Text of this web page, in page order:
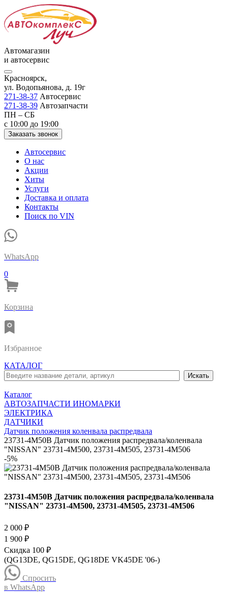
Автомагазин
и автосервис
Красноярск,
ул. Водопьянова, д. 19г
271-38-37 Автосервис
271-38-39 Автозапчасти
ПН – СБ
с 10:00 до 19:00
Заказать звонок
Автосервис
О нас
Акции
Хиты
Услуги
Доставка и оплата
Контакты
Поиск по VIN
WhatsApp
0
Корзина
Избранное
КАТАЛОГ
Каталог
АВТОЗАПЧАСТИ ИНОМАРКИ
ЭЛЕКТРИКА
ДАТЧИКИ
Датчик положения коленвала распредвала
23731-4M50B Датчик положения распредвала/коленвала
"NISSAN" 23731-4M500, 23731-4M505, 23731-4M506
-5%
23731-4M50B Датчик положения распредвала/коленвала
"NISSAN" 23731-4M500, 23731-4M505, 23731-4M506
2 000 ₽
1 900 ₽
Скидка 100 ₽
(QG13DE, QG15DE, QG18DE VK45DE '06-)
Спросить
в WhatsApp